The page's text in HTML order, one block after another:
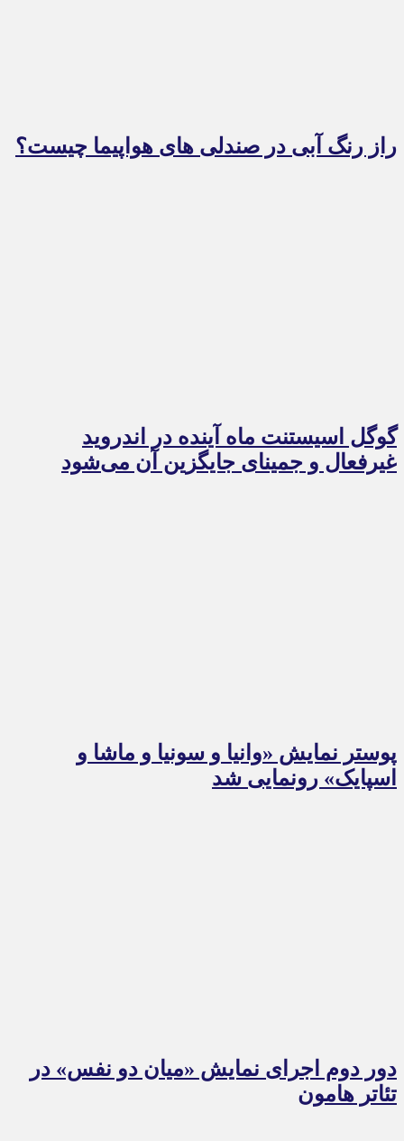
راز رنگ آبی در صندلی های هواپیما چیست؟
گوگل اسیستنت ماه آینده در اندروید
غیرفعال و جمینای جایگزین آن می‌شود
پوستر نمایش «وانیا و سونیا و ماشا و
اسپایک» رونمایی شد
دور دوم اجرای نمایش «میان دو نفس» در
تئاتر هامون